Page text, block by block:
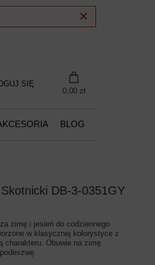
SIĘ
0,00 zł
BLOG
DB-3-0351GY
zimę i jesień do codziennego
w klasycznej kolorystyce z
charakteru. Obuwie na zimę